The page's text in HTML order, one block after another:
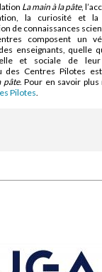
La main à la pâte,
la curiosité et la
de connaissances
composent un
enseignants, quelle
et sociale de leur
des Centres Pilotes
pâte. Pour en savoir
Pilotes